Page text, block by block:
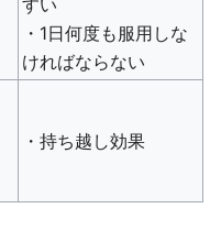
すい
・1日何度も服用しな
ければならない
・持ち越し効果